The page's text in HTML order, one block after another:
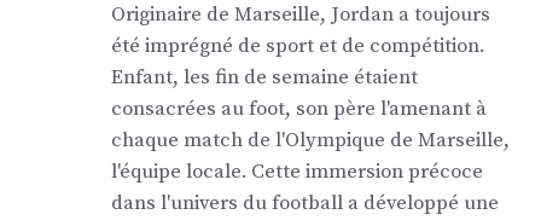
Originaire de Marseille, Jordan a toujours
été imprégné de sport et de compétition.
Enfant, les fin de semaine étaient
consacrées au foot, son père l'amenant à
chaque match de l'Olympique de Marseille,
l'équipe locale. Cette immersion précoce
dans l'univers du football a développé une